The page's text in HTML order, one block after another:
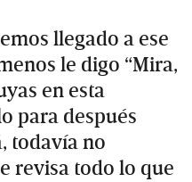
llegado a ese
le digo “Mira,
en esta
para después
todavía no
revisa todo lo que